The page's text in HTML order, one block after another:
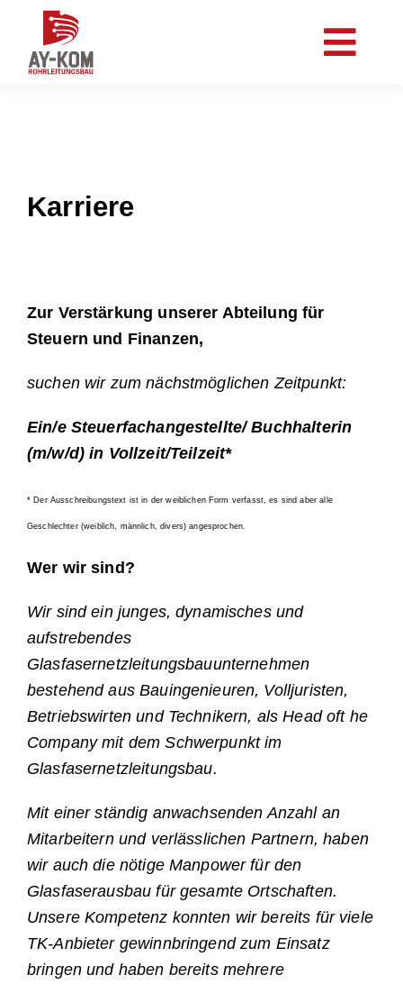
springen
Karriere
Zur Verstärkung unserer Abteilung für
Steuern und Finanzen,
suchen wir zum nächstmöglichen Zeitpunkt:
Ein/e Steuerfachangestellte/ Buchhalterin
(m/w/d) in Vollzeit/Teilzeit*
* Der Ausschreibungstext ist in der weiblichen Form verfasst, es sind aber alle
Geschlechter (weiblich, männlich, divers) angesprochen.
Wer wir sind?
Wir sind ein junges, dynamisches und
aufstrebendes
Glasfasernetzleitungsbauunternehmen
bestehend aus Bauingenieuren, Volljuristen,
Betriebswirten und Technikern, als Head oft he
Company mit dem Schwerpunkt im
Glasfasernetzleitungsbau.
Mit einer ständig anwachsenden Anzahl an
Mitarbeitern und verlässlichen Partnern, haben
wir auch die nötige Manpower für den
Glasfaserausbau für gesamte Ortschaften.
Unsere Kompetenz konnten wir bereits für viele
TK-Anbieter gewinnbringend zum Einsatz
bringen und haben bereits mehrere